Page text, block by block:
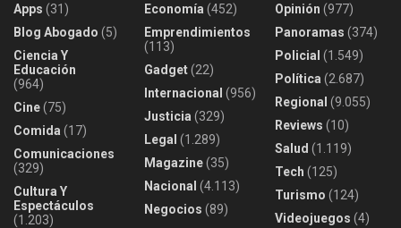
Apps (31)
Blog Abogado (5)
Ciencia Y
Educación
(964)
Cine(75)
Comida (17)
Comunicaciones
(329)
Cultura Y
Espectáculos
(1.203)
Economía (452)
Emprendimientos
(113)
Gadget(22)
Internacional (956)
Justicia (329)
Legal (1.289)
Magazine(35)
Nacional (4.113)
Negocios (89)
Opinión (977)
Panoramas (374)
Policial (1.549)
Política (2.687)
Regional (9.055)
Reviews (10)
Salud (1.119)
Tech (125)
Turismo (124)
Videojuegos (4)